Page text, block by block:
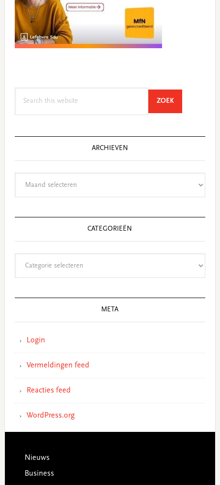
ZOEKSEARCH
ARCHIEVEN
CATEGORIEËN
META
Login
Vermeldingen feed
Reacties feed
WordPress.org
Footer
Nieuws
Business